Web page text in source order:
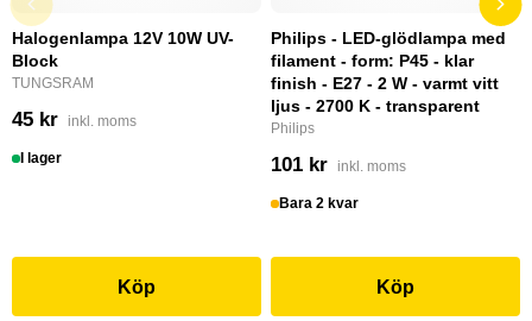
Halogenlampa 12V 10W UV-
Block
TUNGSRAM
45 kr inkl. moms
I lager
Köp
Philips - LED-glödlampa med
filament - form: P45 - klar
finish - E27 - 2 W - varmt vitt
ljus - 2700 K - transparent
Philips
101 kr inkl. moms
Bara 2 kvar
Köp